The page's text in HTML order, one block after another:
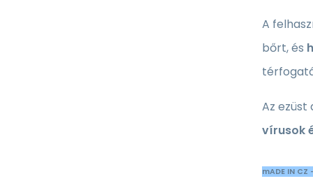
A
bőrt, és
Az
vírusok
mADE IN